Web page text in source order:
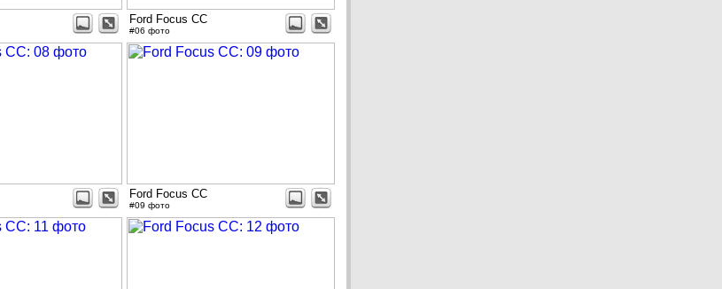
Ford Focus CC
#06 фото
Ford Focus CC
#09 фото